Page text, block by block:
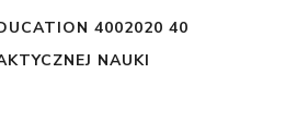
4002020 40
NAUKI